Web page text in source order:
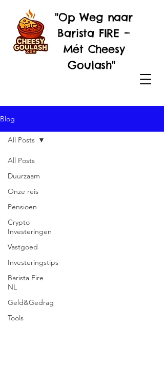
"Op Weg naar
Barista FIRE –
Mét Cheesy
Goulash"
Blog
All Posts
Duurzaam
Onze reis
Pensioen
Crypto
Investeringen
Vastgoed
Investeringstips
Barista Fire
NL
Geld&Gedrag
Tools
All Posts